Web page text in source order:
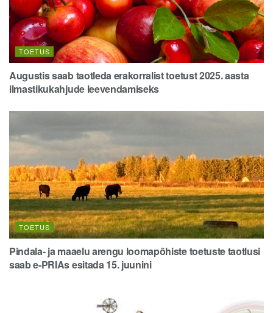
TOETUS
Augustis saab taotleda erakorralist toetust 2025. aasta
ilmastikukahjude leevendamiseks
TOETUS
Pindala- ja maaelu arengu loomapõhiste toetuste taotlusi
saab e-PRIAs esitada 15. juunini